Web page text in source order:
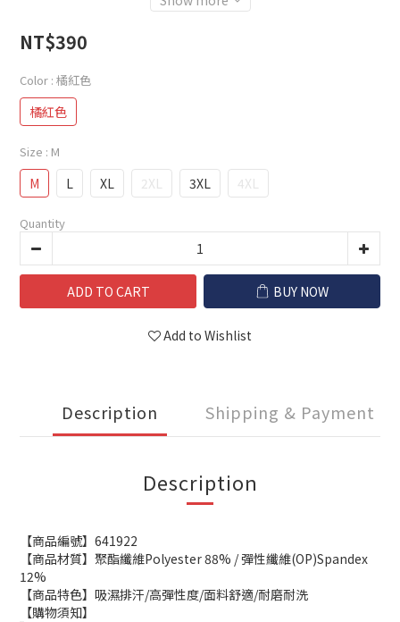
NT$390
Color : 橘紅色
橘紅色
Size : M
M L XL 2XL 3XL 4XL
Quantity
ADD TO CART BUY NOW
Add to Wishlist
Description Shipping & Payment
Description
【商品編號】641922
【商品材質】聚酯纖維Polyester 88% / 彈性纖維(OP)Spandex
12%
【商品特色】吸濕排汗/高彈性度/面料舒適/耐磨耐洗
【購物須知】